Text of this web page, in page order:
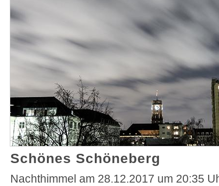
Schönes Schöneberg
Nachthimmel am 28.12.2017 um 20:35